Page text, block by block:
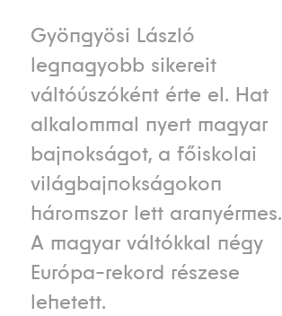
Gyöngyösi László
legnagyobb sikereit
váltóúszóként érte el. Hat
alkalommal nyert magyar
bajnokságot, a főiskolai
világbajnokságokon
háromszor lett aranyérmes.
A magyar váltókkal négy
Európa-rekord részese
lehetett.